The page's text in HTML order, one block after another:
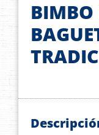
BIMBO